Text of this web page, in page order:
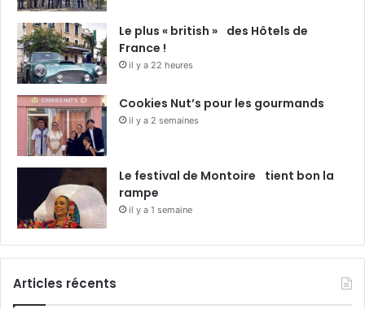
Le plus « british » des Hôtels de
France !
il y a 22 heures
Cookies Nut’s pour les gourmands
il y a 2 semaines
Le festival de Montoire tient bon la
rampe
il y a 1 semaine
Articles récents